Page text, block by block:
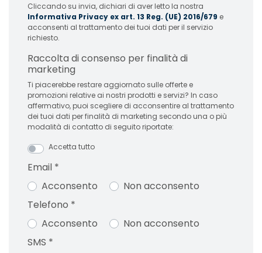
Cliccando su invia, dichiari di aver letto la nostra
Informativa Privacy ex art. 13 Reg. (UE) 2016/679 e
acconsenti al trattamento dei tuoi dati per il servizio
richiesto.
Raccolta di consenso per finalità di
marketing
Ti piacerebbe restare aggiornato sulle offerte e
promozioni relative ai nostri prodotti e servizi? In caso
affermativo, puoi scegliere di acconsentire al trattamento
dei tuoi dati per finalità di marketing secondo una o più
modalità di contatto di seguito riportate:
Accetta tutto
Email *
Acconsento
Non acconsento
Telefono *
Acconsento
Non acconsento
SMS *